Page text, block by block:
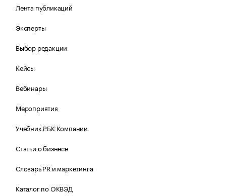
Лента публикаций
Эксперты
Выбор редакции
Кейсы
Вебинары
Мероприятия
Учебник РБК Компании
Статьи о бизнесе
Словарь PR и маркетинга
Каталог по ОКВЭД